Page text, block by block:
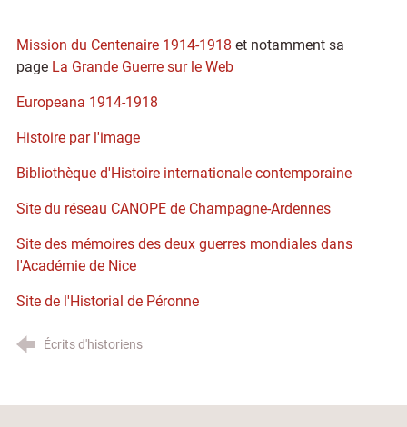
Mission du Centenaire 1914-1918 et notamment sa
page La Grande Guerre sur le Web
Europeana 1914-1918
Histoire par l'image
Bibliothèque d'Histoire internationale contemporaine
Site du réseau CANOPE de Champagne-Ardennes
Site des mémoires des deux guerres mondiales dans
l'Académie de Nice
Site de l'Historial de Péronne
Écrits d'historiens